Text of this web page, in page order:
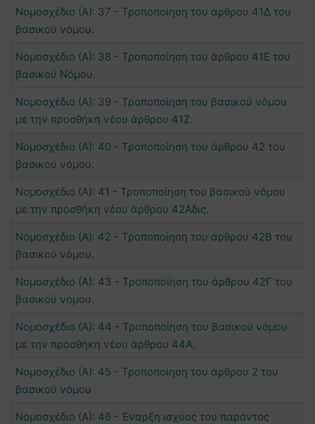
Νομοσχέδιο (Α): 37 - Τροποποίηση του άρθρου 41Δ του
βασικού νόμου.
Νομοσχέδιο (Α): 38 - Τροποποίηση του άρθρου 41Ε του
βασικού Νόμου.
Νομοσχέδιο (Α): 39 - Τροποποίηση του βασικού νόμου
με την προσθήκη νέου άρθρου 41Ζ.
Νομοσχέδιο (Α): 40 - Τροποποίηση του άρθρου 42 του
βασικού νόμου.
Νομοσχέδιο (Α): 41 - Τροποποίηση του βασικού νόμου
με την προσθήκη νέου άρθρου 42Αδις.
Νομοσχέδιο (Α): 42 - Τροποποίηση του άρθρου 42Β του
βασικού νόμου.
Νομοσχέδιο (Α): 43 - Τροποποίηση του άρθρου 42Γ του
βασικού νόμου.
Νομοσχέδιο (Α): 44 - Τροποποίηση του βασικού νόμου
με την προσθήκη νέου άρθρου 44Α.
Νομοσχέδιο (Α): 45 - Τροποποίηση του άρθρου 2 του
βασικού νόμου
Νομοσχέδιο (Α): 46 - Έναρξη ισχύος του παρόντος